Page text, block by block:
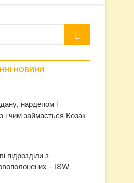
НОВИНИ
нардепом і
і чим займається Козак
підрозділи з
– ISW